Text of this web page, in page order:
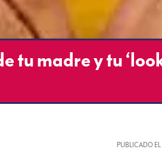
tu madre y tu
PUBLICADO EL